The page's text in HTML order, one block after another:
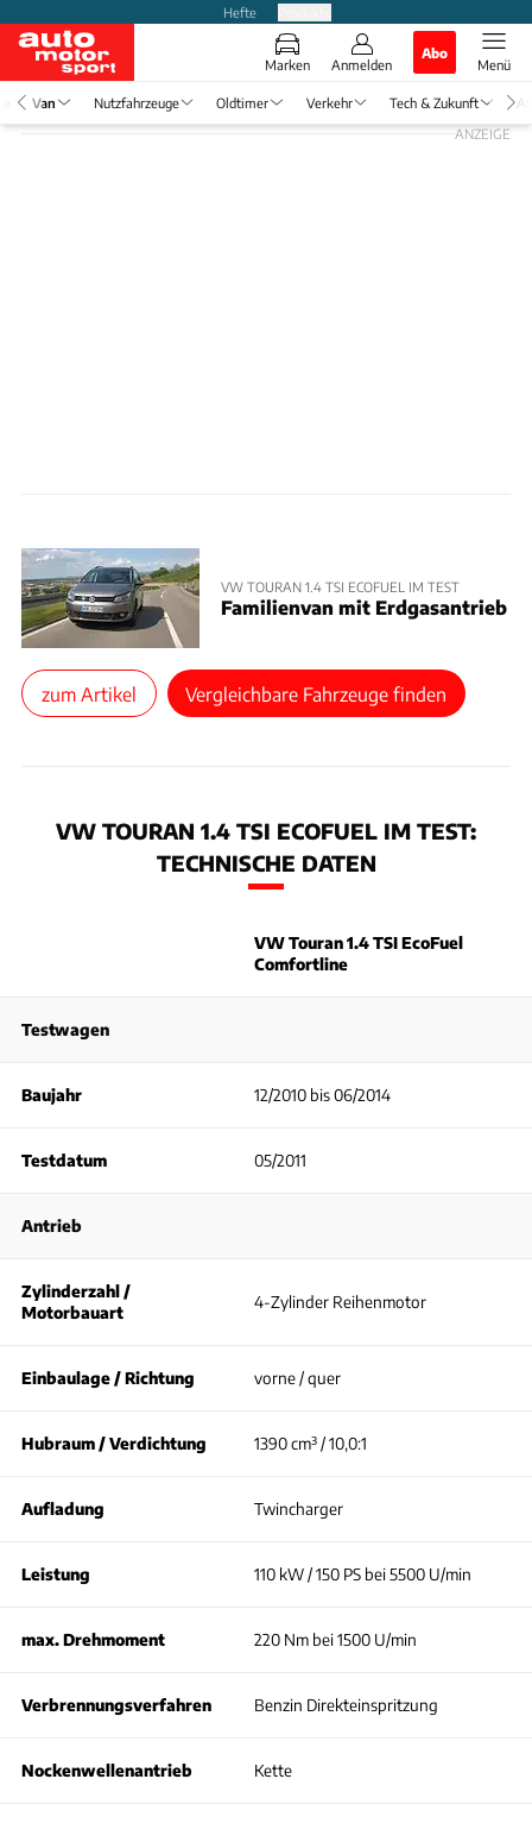
Hefte
Marken Anmelden
Abo
Menü
Van Nutzfahrzeuge Oldtimer Verkehr Tech & Zukunft
ANZEIGE
VW TOURAN 1.4 TSI ECOFUEL IM TEST
Familienvan mit Erdgasantrieb
zum Artikel Vergleichbare Fahrzeuge finden
VW TOURAN 1.4 TSI ECOFUEL IM TEST:
TECHNISCHE DATEN
VW Touran 1.4 TSI EcoFuel
Comfortline
Testwagen
Baujahr 12/2010 bis 06/2014
Testdatum 05/2011
Antrieb
Zylinderzahl /
Motorbauart
4-Zylinder Reihenmotor
Einbaulage / Richtung vorne / quer
Hubraum / Verdichtung 1390 cm³ / 10,0:1
Aufladung Twincharger
Leistung 110 kW / 150 PS bei 5500 U/min
max. Drehmoment 220 Nm bei 1500 U/min
Verbrennungsverfahren Benzin Direkteinspritzung
Nockenwellenantrieb Kette